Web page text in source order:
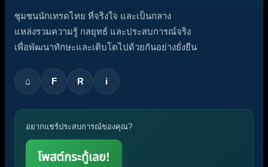
ชุมชนนักเทรดไทย ที่จริงใจ และเป็นกลาง
แหล่งรวมความรู้ กลยุทธ์ และประสบการณ์จริง
เพื่อพัฒนาทักษะและเติบโตไปด้วยกันอย่างยั่งยืน
⌂ F R i
อยากแชร์ประสบการณ์ของคุณ?
โพสต์กระทู้เลย!